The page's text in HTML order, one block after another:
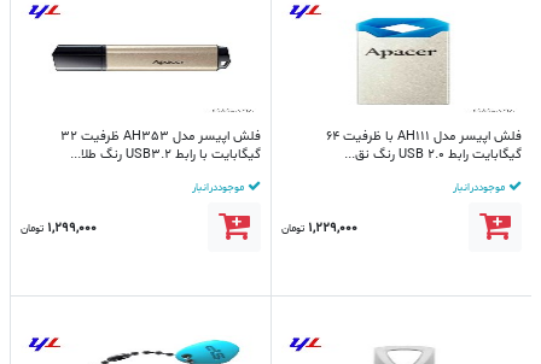
فلش اپیسر مدل AH111 با ظرفیت 64
گیگابایت رابط USB 2.0 رنگ نق...
موجود در انبار
1,229,000 تومان
فلش اپیسر مدل AH353 ظرفیت 32
گیگابایت با رابط USB3.2 رنگ طلا...
موجود در انبار
1,299,000 تومان